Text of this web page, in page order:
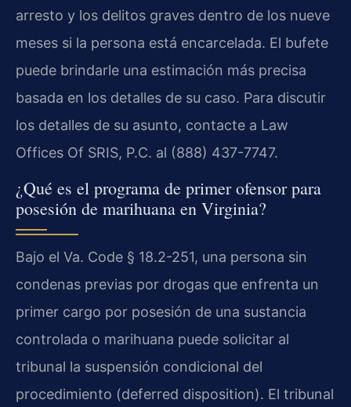
arresto y los delitos graves dentro de los nueve
meses si la persona está encarcelada. El bufete
puede brindarle una estimación más precisa
basada en los detalles de su caso. Para discutir
los detalles de su asunto, contacte a Law
Offices Of SRIS, P.C. al (888) 437-7747.
¿Qué es el programa de primer ofensor para
posesión de marihuana en Virginia?
Bajo el Va. Code § 18.2-251, una persona sin
condenas previas por drogas que enfrenta un
primer cargo por posesión de una sustancia
controlada o marihuana puede solicitar al
tribunal la suspensión condicional del
procedimiento (deferred disposition). El tribunal